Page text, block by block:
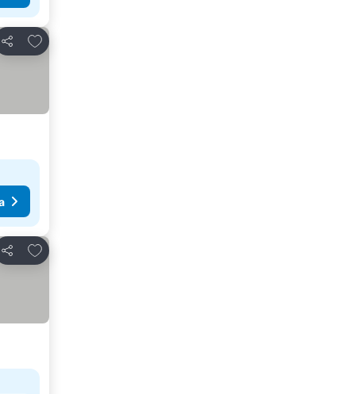
Bagikan
Tambahkan ke favorit
Bagikan
Tambahkan ke favorit